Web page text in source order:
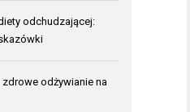
odchudzającej:
odżywianie na